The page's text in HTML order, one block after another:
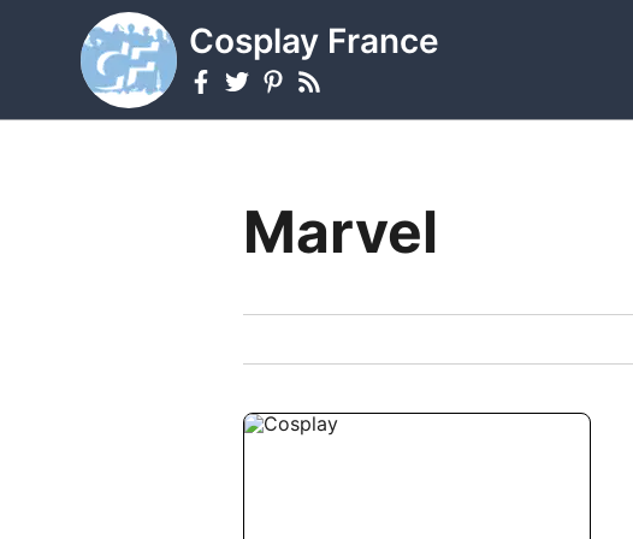
Cosplay France
Marvel